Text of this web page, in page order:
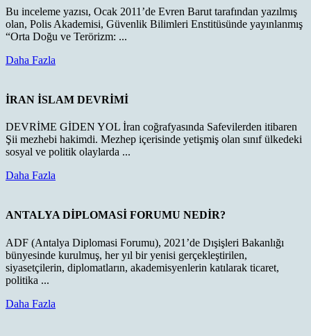
Bu inceleme yazısı, Ocak 2011’de Evren Barut tarafından yazılmış
olan, Polis Akademisi, Güvenlik Bilimleri Enstitüsünde yayınlanmış
“Orta Doğu ve Terörizm: ...
Daha Fazla
İRAN İSLAM DEVRİMİ
DEVRİME GİDEN YOL İran coğrafyasında Safevilerden itibaren
Şii mezhebi hakimdi. Mezhep içerisinde yetişmiş olan sınıf ülkedeki
sosyal ve politik olaylarda ...
Daha Fazla
ANTALYA DİPLOMASİ FORUMU NEDİR?
ADF (Antalya Diplomasi Forumu), 2021’de Dışişleri Bakanlığı
bünyesinde kurulmuş, her yıl bir yenisi gerçekleştirilen,
siyasetçilerin, diplomatların, akademisyenlerin katılarak ticaret,
politika ...
Daha Fazla